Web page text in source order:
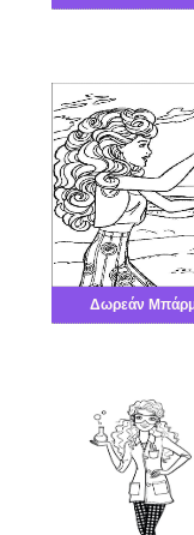
Δωρεάν